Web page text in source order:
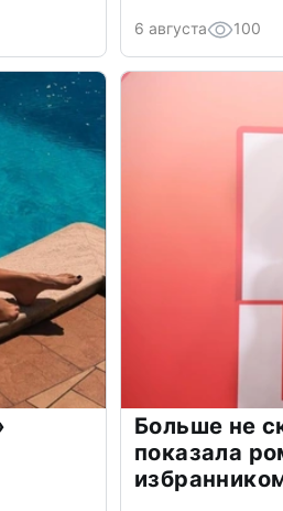
6 августа 100
Больше не
показала